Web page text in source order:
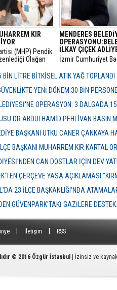
KIR
(MHP) Pendik
Olağan
alarak
MENDERES
İLKAY ÇİÇEK
​İzmir Cumhuriyet
soruşturması
Çiçek’in de
LİTRE BİTKİSEL ATIK YAĞ TOPLANDI
YENİ DÖNEM:30 BİN
OPERASYON: 3 DALGADA 15
DR.ABDÜLHAMİD PEHLİVAN BASIN
BAŞKANI UTKU CANER ÇANKAYA
BAŞKANI MUHARREM KIR KARTAL
CAN DOSTLAR İÇİN DEV
ÇERÇEVE YASA
23 İLÇE BAŞKANLIĞI'NDA
GÜVENPARK'TAKİ GAZİLERE
İletişim RSS
© 2016 Özgür İstanbul | İzinsiz ve